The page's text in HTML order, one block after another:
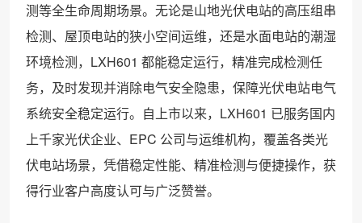
测等全生命周期场景。无论是山地光伏电站的高压组串
检测、屋顶电站的狭小空间运维，还是水面电站的潮湿
环境检测，LXH601 都能稳定运行，精准完成检测任
务，及时发现并消除电气安全隐患，保障光伏电站电气
系统安全稳定运行。自上市以来，LXH601 已服务国内
上千家光伏企业、EPC 公司与运维机构，覆盖各类光
伏电站场景，凭借稳定性能、精准检测与便捷操作，获
得行业客户高度认可与广泛赞誉。